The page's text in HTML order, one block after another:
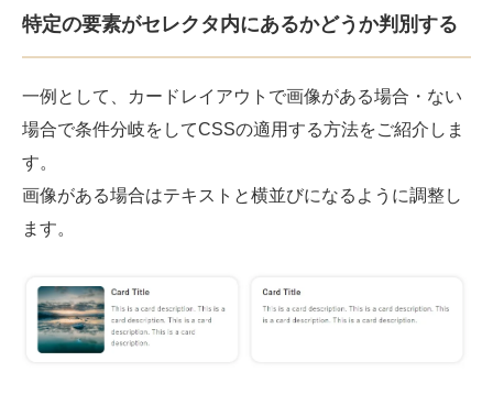
特定の要素がセレクタ内にあるかどうか判別する
一例として、カードレイアウトで画像がある場合・ない
場合で条件分岐をしてCSSの適用する方法をご紹介しま
す。
画像がある場合はテキストと横並びになるように調整し
ます。